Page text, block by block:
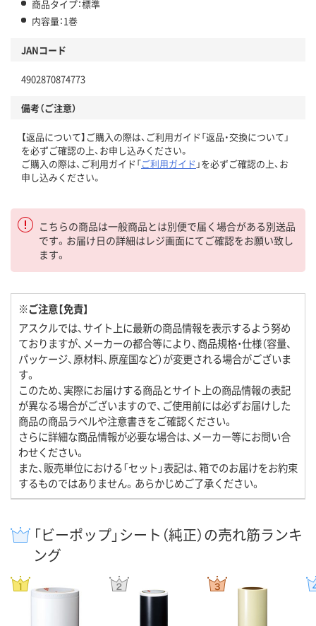
商品タイプ：標準
内容量：1巻
JANコード
4902870874773
備考（ご注意）
【返品について】ご購入の際は、ご利用ガイド「返品・交換について」
を必ずご確認の上、お申し込みください。
ご購入の際は、ご利用ガイド「ご利用ガイド 」を必ずご確認の上、お
申し込みください。
こちらの商品は一般商品とは別便で届く場合がある別送品
です。お届け日の詳細はレジ画面にてご確認をお願い致し
ます。
※ご注意【免責】
アスクルでは、サイト上に最新の商品情報を表示するよう努め
ておりますが、メーカーの都合等により、商品規格・仕様（容量、
パッケージ、原材料、原産国など）が変更される場合がございま
す。
このため、実際にお届けする商品とサイト上の商品情報の表記
が異なる場合がございますので、ご使用前には必ずお届けした
商品の商品ラベルや注意書きをご確認ください。
さらに詳細な商品情報が必要な場合は、メーカー等にお問い合
わせください。
また、販売単位における「セット」表記は、箱でのお届けをお約束
するものではありません。あらかじめご了承ください。
「ビーポップ」シート（純正）の売れ筋ランキ
ング